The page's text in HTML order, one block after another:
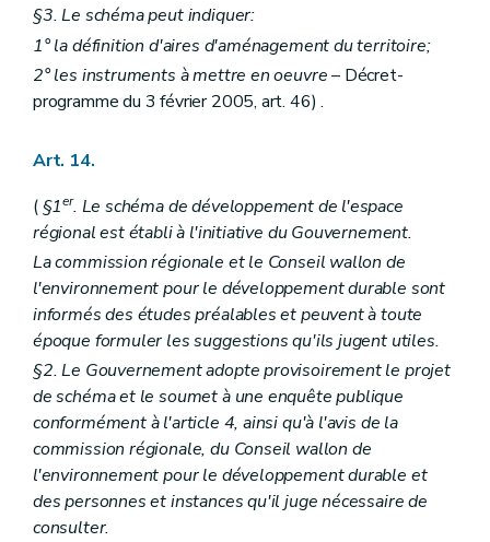
Art. 335
Art. 336
Art. 337
Art. 338
Art. 339
Art. 344 à 380
Chapitre XII
De la forme des décisions prises en matière de permis d'urbanisme, de permis de lotir et de modifications de permis de lotir par le collège des bourgmestre et échevins
Art. 381
Art. 382
Art. 383
Chapitre XIII
De la forme des décisions prises en matière de permis d'urbanisme, de permis de lotir et de modifications de permis de lotir par le fonctionnaire délégué en application de l'article
118
Art. 384
Art. 385
Art. 386
Chapitre XIV De la forme des décisions prises en matière de permis d'urbanisme, de permis de lotir et de modifications de permis de lotir par le Gouvernement ou le fonctionnaire délégué en application des articles 121,
122
et
127
Art. 387
§3. Le schéma peut indiquer:
1° la définition d'aires d'aménagement du territoire;
2° les instruments à mettre en oeuvre– Décret-
programme du 3 février 2005, art. 46) .
Art. 14.
( §1er. Le schéma de développement de l'espace
régional est établi à l'initiative du Gouvernement.
La commission régionale et le Conseil wallon de
l'environnement pour le développement durable sont
informés des études préalables et peuvent à toute
époque formuler les suggestions qu'ils jugent utiles.
§2. Le Gouvernement adopte provisoirement le projet
de schéma et le soumet à une enquête publique
conformément à l'article 4, ainsi qu'à l'avis de la
commission régionale, du Conseil wallon de
l'environnement pour le développement durable et
des personnes et instances qu'il juge nécessaire de
consulter.